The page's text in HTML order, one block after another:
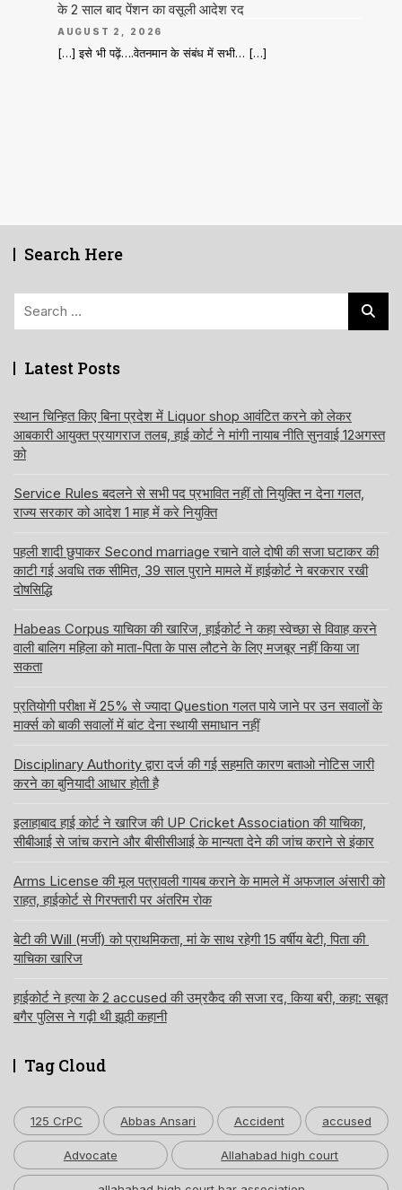
के 2 साल बाद पेंशन का वसूली आदेश रद
AUGUST 2, 2026
[…] इसे भी पढ़ें….वेतनमान के संबंध में सभी… […]
Search Here
Latest Posts
स्थान चिन्हित किए बिना प्रदेश में Liquor shop आवंटित करने को लेकर
आबकारी आयुक्त प्रयागराज तलब, हाई कोर्ट ने मांगी नायाब नीति सुनवाई 12अगस्त
को
Service Rules बदलने से सभी पद प्रभावित नहीं तो नियुक्ति न देना गलत,
राज्य सरकार को आदेश 1 माह में करे नियुक्ति
पहली शादी छुपाकर Second marriage रचाने वाले दोषी की सजा घटाकर की
काटी गई अवधि तक सीमित, 39 साल पुराने मामले में हाईकोर्ट ने बरकरार रखी
दोषसिद्धि
Habeas Corpus याचिका की खारिज, हाईकोर्ट ने कहा स्वेच्छा से विवाह करने
वाली बालिग महिला को माता-पिता के पास लौटने के लिए मजबूर नहीं किया जा
सकता
प्रतियोगी परीक्षा में 25% से ज्यादा Question गलत पाये जाने पर उन सवालों के
मार्क्स को बाकी सवालों में बांट देना स्थायी समाधान नहीं
Disciplinary Authority द्वारा दर्ज की गई सहमति कारण बताओ नोटिस जारी
करने का बुनियादी आधार होती है
इलाहाबाद हाई कोर्ट ने खारिज की UP Cricket Association की याचिका,
सीबीआई से जांच कराने और बीसीसीआई के मान्यता देने की जांच कराने से इंकार
Arms License की मूल पत्रावली गायब कराने के मामले में अफजाल अंसारी को
राहत, हाईकोर्ट से गिरफ्तारी पर अंतरिम रोक
बेटी की Will (मर्जी) को प्राथमिकता, मां के साथ रहेगी 15 वर्षीय बेटी, पिता की
याचिका खारिज
हाईकोर्ट ने हत्या के 2 accused की उम्रकैद की सजा रद, किया बरी, कहा: सबूत
बगैर पुलिस ने गढ़ी थी झूठी कहानी
Tag Cloud
125 CrPC Abbas Ansari Accident accused
Advocate Allahabad high court